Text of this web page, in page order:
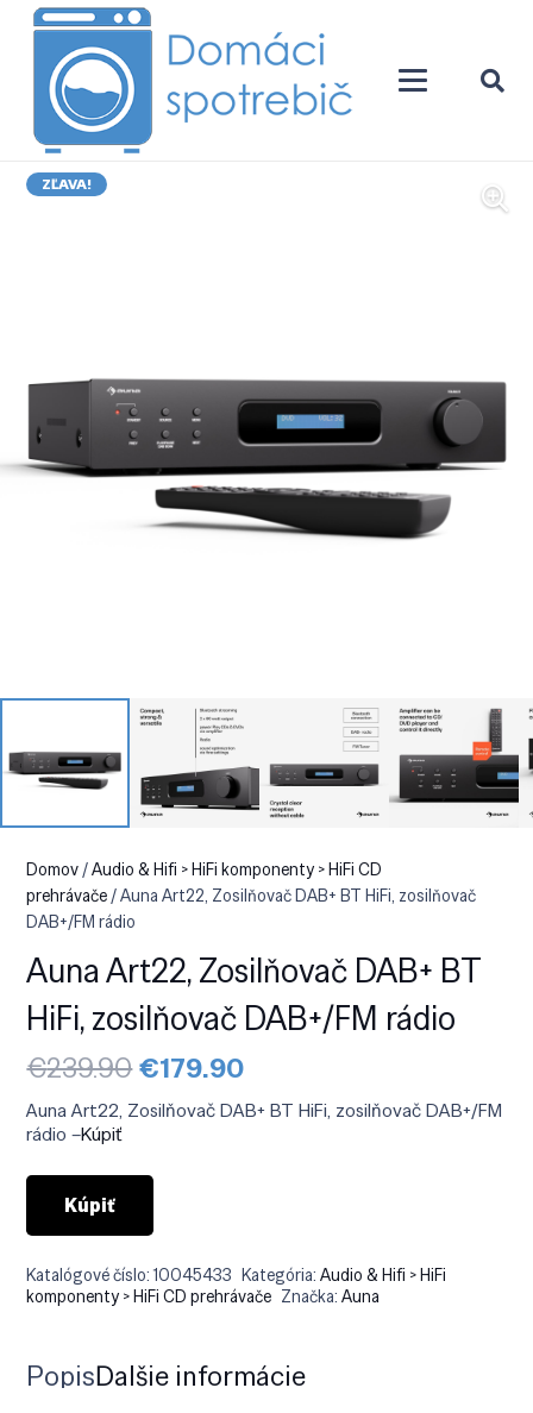
ZĽAVA!
Domov/Audio & Hifi > HiFi komponenty > HiFi CD
prehrávače/ Auna Art22, Zosilňovač DAB+ BT HiFi, zosilňovač
DAB+/FM rádio
Auna Art22, Zosilňovač DAB+ BT
HiFi, zosilňovač DAB+/FM rádio
€239.90Pôvodná
cena
bola:
€179.90Aktuálna
je:
Auna Art22, Zosilňovač DAB+ BT HiFi, zosilňovač DAB+/FM
rádio –Kúpiť
Kúpiť
Katalógové číslo:10045433 Kategória:Audio & Hifi > HiFi
komponenty > HiFi CD prehrávače Značka:Auna
PopisĎalšie informácie